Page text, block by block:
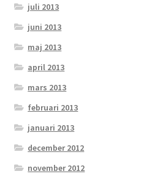
juli 2013
juni 2013
maj 2013
april 2013
mars 2013
februari 2013
januari 2013
december 2012
november 2012